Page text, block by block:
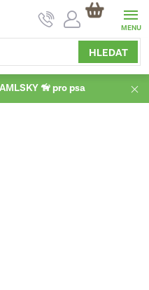
HLEDAT
NÁKUPNÍ
KOŠÍK
🦮 pro psa